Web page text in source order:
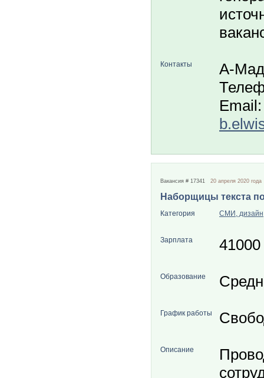
Контакты
А-
Email:
Вакансия # 17341 20 апреля 2020 года
Наборщицы текста
Категория СМИ,
Зарплата 41000
Образование
График работы
Описание